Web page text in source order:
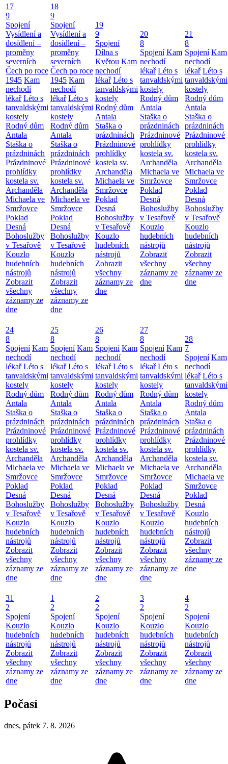
17
9
Spojení
Vysídlení a
dosídlení –
proměny
severních
Čech po roce
1945 Kam
nechodí
lékař Léto s
tanvaldskými
kostely
Rodný dům
Antala
Staška o
prázdninách
Prázdninové
prohlídky
kostela sv.
Archanděla
Michaela ve
Smržovce
Poklad
Desná
Bohoslužby
v Tesařově
Kouzlo
hudebních
nástrojů
Zobrazit
všechny
záznamy ze
dne
18
9
Spojení
Vysídlení a
dosídlení –
proměny
severních
Čech po roce
1945 Kam
nechodí
lékař Léto s
tanvaldskými
kostely
Rodný dům
Antala
Staška o
prázdninách
Prázdninové
prohlídky
kostela sv.
Archanděla
Michaela ve
Smržovce
Poklad
Desná
Bohoslužby
v Tesařově
Kouzlo
hudebních
nástrojů
Zobrazit
všechny
záznamy ze
dne
19
9
Spojení
Dílna s
Květou Kam
nechodí
lékař Léto s
tanvaldskými
kostely
Rodný dům
Antala
Staška o
prázdninách
Prázdninové
prohlídky
kostela sv.
Archanděla
Michaela ve
Smržovce
Poklad
Desná
Bohoslužby
v Tesařově
Kouzlo
hudebních
nástrojů
Zobrazit
všechny
záznamy ze
dne
20
8
Spojení Kam
nechodí
lékař Léto s
tanvaldskými
kostely
Rodný dům
Antala
Staška o
prázdninách
Prázdninové
prohlídky
kostela sv.
Archanděla
Michaela ve
Smržovce
Poklad
Desná
Bohoslužby
v Tesařově
Kouzlo
hudebních
nástrojů
Zobrazit
všechny
záznamy ze
dne
21
8
Spojení Kam
nechodí
lékař Léto s
tanvaldskými
kostely
Rodný dům
Antala
Staška o
prázdninách
Prázdninové
prohlídky
kostela sv.
Archanděla
Michaela ve
Smržovce
Poklad
Desná
Bohoslužby
v Tesařově
Kouzlo
hudebních
nástrojů
Zobrazit
všechny
záznamy ze
dne
24
8
Spojení Kam
nechodí
lékař Léto s
tanvaldskými
kostely
Rodný dům
Antala
Staška o
prázdninách
Prázdninové
prohlídky
kostela sv.
Archanděla
Michaela ve
Smržovce
Poklad
Desná
Bohoslužby
v Tesařově
Kouzlo
hudebních
nástrojů
Zobrazit
všechny
záznamy ze
dne
25
8
Spojení Kam
nechodí
lékař Léto s
tanvaldskými
kostely
Rodný dům
Antala
Staška o
prázdninách
Prázdninové
prohlídky
kostela sv.
Archanděla
Michaela ve
Smržovce
Poklad
Desná
Bohoslužby
v Tesařově
Kouzlo
hudebních
nástrojů
Zobrazit
všechny
záznamy ze
dne
26
8
Spojení Kam
nechodí
lékař Léto s
tanvaldskými
kostely
Rodný dům
Antala
Staška o
prázdninách
Prázdninové
prohlídky
kostela sv.
Archanděla
Michaela ve
Smržovce
Poklad
Desná
Bohoslužby
v Tesařově
Kouzlo
hudebních
nástrojů
Zobrazit
všechny
záznamy ze
dne
27
8
Spojení Kam
nechodí
lékař Léto s
tanvaldskými
kostely
Rodný dům
Antala
Staška o
prázdninách
Prázdninové
prohlídky
kostela sv.
Archanděla
Michaela ve
Smržovce
Poklad
Desná
Bohoslužby
v Tesařově
Kouzlo
hudebních
nástrojů
Zobrazit
všechny
záznamy ze
dne
28
7
Spojení Kam
nechodí
lékař Léto s
tanvaldskými
kostely
Rodný dům
Antala
Staška o
prázdninách
Prázdninové
prohlídky
kostela sv.
Archanděla
Michaela ve
Smržovce
Poklad
Desná
Kouzlo
hudebních
nástrojů
Zobrazit
všechny
záznamy ze
dne
31
2
Spojení
Kouzlo
hudebních
nástrojů
Zobrazit
všechny
záznamy ze
dne
1
2
Spojení
Kouzlo
hudebních
nástrojů
Zobrazit
všechny
záznamy ze
dne
2
2
Spojení
Kouzlo
hudebních
nástrojů
Zobrazit
všechny
záznamy ze
dne
3
2
Spojení
Kouzlo
hudebních
nástrojů
Zobrazit
všechny
záznamy ze
dne
4
2
Spojení
Kouzlo
hudebních
nástrojů
Zobrazit
všechny
záznamy ze
dne
Počasí
dnes, pátek 7. 8. 2026